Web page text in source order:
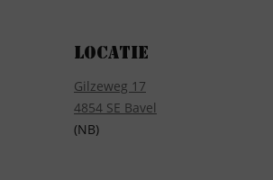
Locatie
Gilzeweg 17
4854 SE Bavel
(NB)